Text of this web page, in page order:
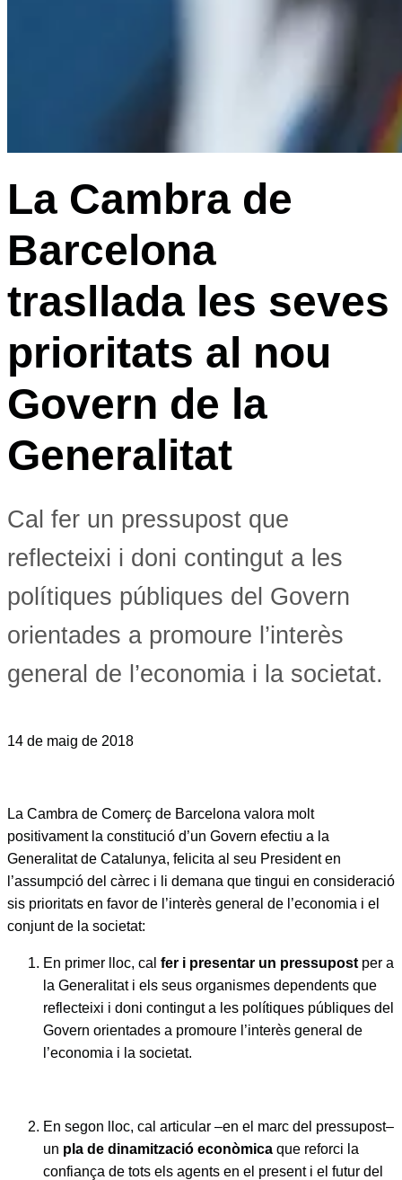
La Cambra de
Barcelona
trasllada les seves
prioritats al nou
Govern de la
Generalitat
Cal fer un pressupost que
reflecteixi i doni contingut a les
polítiques públiques del Govern
orientades a promoure l’interès
general de l’economia i la societat.
14 de maig de 2018
La Cambra de Comerç de Barcelona valora molt
positivament la constitució d’un Govern efectiu a la
Generalitat de Catalunya, felicita al seu President en
l’assumpció del càrrec i li demana que tingui en consideració
sis prioritats en favor de l’interès general de l’economia i el
conjunt de la societat:
En primer lloc, cal fer i presentar un pressupost per a
la Generalitat i els seus organismes dependents que
reflecteixi i doni contingut a les polítiques públiques del
Govern orientades a promoure l’interès general de
l’economia i la societat.
En segon lloc, cal articular –en el marc del pressupost–
un pla de dinamització econòmica que reforci la
confiança de tots els agents en el present i el futur del